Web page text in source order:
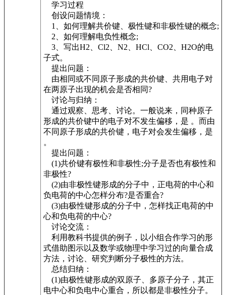
学习过程
创设问题情境：
1、如何理解共价键、极性键和非极性键的概念;
2、如何理解电负性概念;
3、写出H2、Cl2、N2、HCl、CO2、H2O的电
子式。
提出问题：
由相同或不同原子形成的共价键、共用电子对
在两原子出现的机会是否相同?
讨论与归纳：
通过观察、思考、讨论。一般说来，同种原子
形成的共价键中的电子对不发生偏移，是 。而由
不同原子形成的共价键，电子对会发生偏移，是
。
提出问题：
(1)共价键有极性和非极性;分子是否也有极性和
非极性?
(2)由非极性键形成的分子中，正电荷的中心和
负电荷的中心怎样分布?是否重合?
(3)由极性键形成的分子中，怎样找正电荷的中
心和负电荷的中心?
讨论交流：
利用教科书提供的例子，以小组合作学习的形
式借助图示以及数学或物理中学习过的向量合成
方法，讨论、研究判断分子极性的方法。
总结归纳：
(1)由极性键形成的双原子、多原子分子，其正
电中心和负电中心重合，所以都是非极性分子。